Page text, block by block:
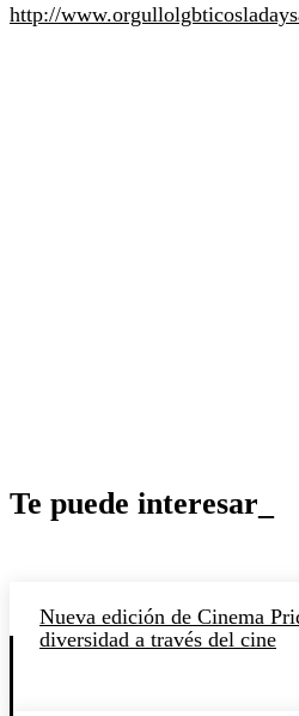
http://
Te puede interesar_
Nueva edición de Cinema
diversidad a través del cine